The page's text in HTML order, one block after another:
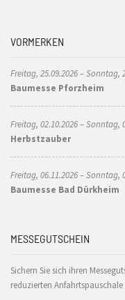
VORMERKEN
Freitag, 25.09.2026 – Sonntag,
Baumesse Pforzheim
Freitag, 02.10.2026 – Sonntag,
Herbstzauber
Freitag, 06.11.2026 – Sonntag,
Baumesse Bad Dürkheim
MESSEGUTSCHEIN
Sichern Sie sich ihren
reduzierten